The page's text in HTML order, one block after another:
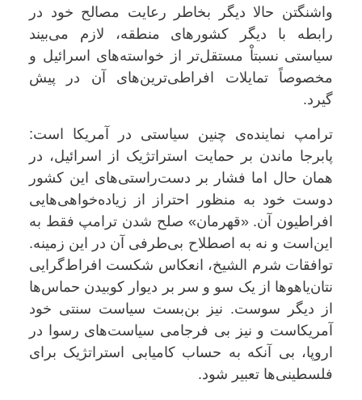
واشنگتن حالا دیگر بخاطر رعایت مصالح خود در
رابطه با دیگر کشورهای منطقه، لازم می‌بیند
سیاستی نسبتاْ مستقل‌تر از خواسته‌ها‌ی اسرائیل و
مخصوصاً تمایلات افراطی‌ترین‌های آن در پیش
گیرد.
ترامپ نماینده‌ی چنین سیاستی در آمریکا است:
پابرجا ماندن بر حمایت استراتژیک از اسرائیل، در
همان حال اما فشار بر دست‌راستی‌های این کشور
دوست خود به منظور احتراز از زیاده‌خواهی‌هایی
افراطیون آن. «قهرمان» صلح شدن ترامپ فقط به
این‌است و نه به اصطلاح بی‌طرفی آن در این زمینه.
توافقات شرم الشیخ، انعکاس شکست افراط‌گرایی
نتان‌یاهوها از یک سو و سر بر دیوار کوبیدن حماس‌ها
از دیگر سوست. نیز بن‌بست سیاست سنتی خود
آمریکاست و نیز بی فرجامی سیاست‌های رسوا در
اروپا، بی آنکه به حساب کامیابی استراتژیک برای
فلسطینی‌ها تعبیر شود.